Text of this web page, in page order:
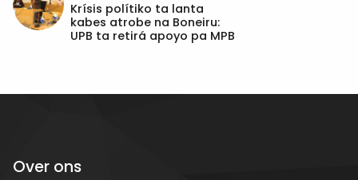
Krísis polítiko ta lanta
kabes atrobe na Boneiru:
UPB ta retirá apoyo pa MPB
Over ons